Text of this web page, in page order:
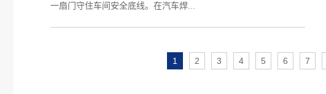
一扇门守住车间安全底线。在汽车焊...
1 2 3 4 5 6 7